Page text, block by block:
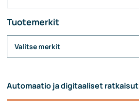
Tuotemerkit
Valitse merkit
Automaatio ja digitaaliset ratkaisut